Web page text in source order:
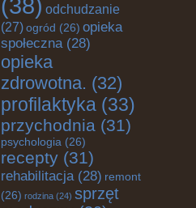
odchudzanie
(27) ogród (26) opieka
społeczna(28)
opieka
zdrowotna. (32)
profilaktyka (33)
przychodnia (31)
psychologia (26)
recepty (31)
rehabilitacja(28) remont
(26) rodzina (24) sprzęt